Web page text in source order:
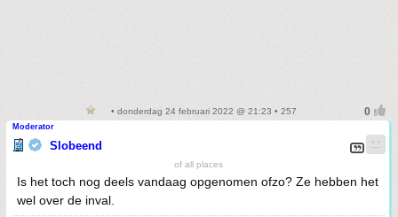
• donderdag 24 februari 2022 @ 21:23 • 257
Moderator
Slobeend
of all places
Is het toch nog deels vandaag opgenomen ofzo? Ze hebben het
wel over de inval.